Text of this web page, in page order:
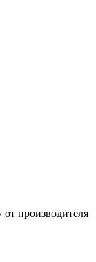
производителя